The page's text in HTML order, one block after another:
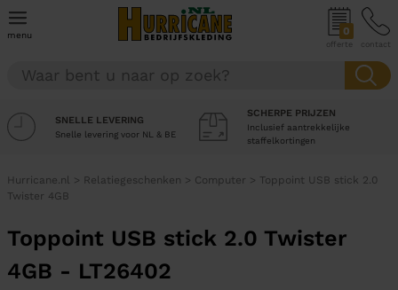
menu 0
offerte contact
SNELLE LEVERING
Snelle levering voor NL & BE
SCHERPE PRIJZEN
Inclusief aantrekkelijke
staffelkortingen
Hurricane.nl > Relatiegeschenken > Computer > Toppoint USB stick 2.0
Twister 4GB
Toppoint USB stick 2.0 Twister
4GB - LT26402